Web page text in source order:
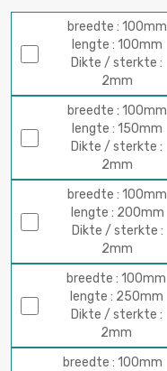
breedte : 100mm
lengte : 100mm
Dikte / sterkte :
2mm
breedte : 100mm
lengte : 150mm
Dikte / sterkte :
2mm
breedte : 100mm
lengte : 200mm
Dikte / sterkte :
2mm
breedte : 100mm
lengte : 250mm
Dikte / sterkte :
2mm
breedte : 100mm